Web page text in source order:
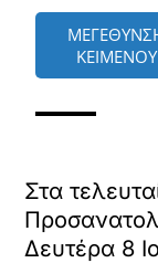
ΚΕΙΜΕΝΟΥ
Στα
Δευτέρα 8